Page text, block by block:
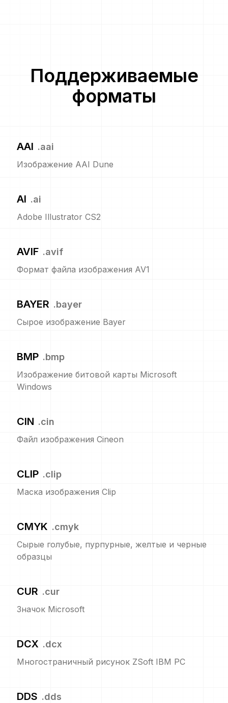
Поддерживаемые
форматы
AAI .aai
Изображение AAI Dune
AI .ai
Adobe Illustrator CS2
AVIF .avif
Формат файла изображения AV1
BAYER .bayer
Сырое изображение Bayer
BMP .bmp
Изображение битовой карты Microsoft
Windows
CIN .cin
Файл изображения Cineon
CLIP .clip
Маска изображения Clip
CMYK .cmyk
Сырые голубые, пурпурные, желтые и черные
образцы
CUR .cur
Значок Microsoft
DCX .dcx
Многостраничный рисунок ZSoft IBM PC
DDS .dds